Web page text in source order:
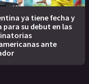
ya tiene fecha y
para su debut en las
ante